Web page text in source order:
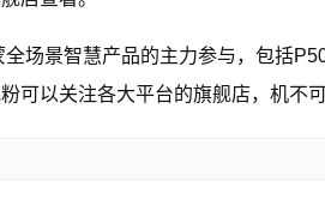
场景智慧产品的主力参与，包括
可以关注各大平台的旗舰店，机不可